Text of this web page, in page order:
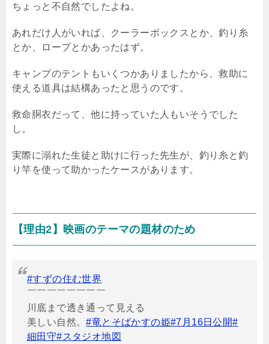
ちょっと不自然でしたよね。
あれだけ人がいれば、クーラーボックスとか、釣り糸
とか、ロープとかあったはず。
キャンプのテントもいくつかありましたから、救助に
使える道具は結構あったと思うのです。
救命胴衣だって、他に持っていた人もいそうでした
し。
実際に溺れた生徒と助けに行った先生が、釣り糸と釣
り竿を使って助かったケースがあります。
【理由2】映画のテーマの題材のため
#すずの住む世界
￣￣￣￣￣￣￣￣
川底まで透き通って見える
美しい自然。#竜とそばかすの姫#7月16日公開#
細田守#スタジオ地図